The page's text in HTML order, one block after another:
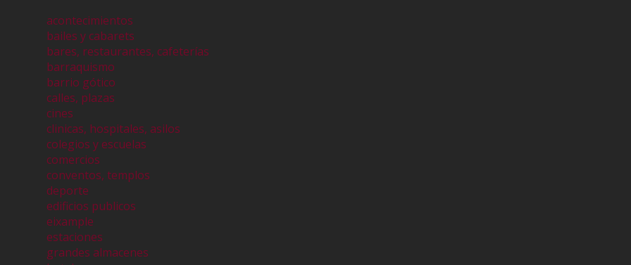
acontecimientos
bailes y cabarets
bares, restaurantes, cafeterías
barraquismo
barrio gótico
calles, plazas
cines
clinicas, hospitales, asilos
colegios y escuelas
comercios
conventos, templos
deporte
edificios publicos
eixample
estaciones
grandes almacenes